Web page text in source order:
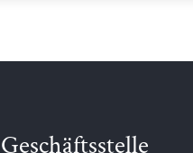
Geschäftsstelle